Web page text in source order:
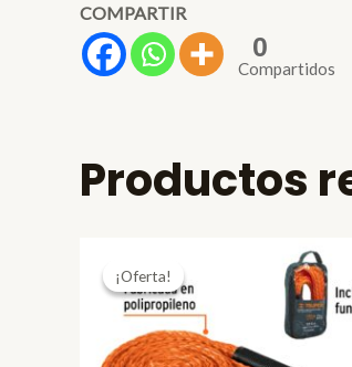
COMPARTIR
0
Compartidos
Productos
¡Oferta!
¡Oferta!